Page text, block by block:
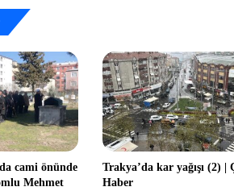
cami önünde
Mehmet
Trakya’da kar yağışı (2) |
Haber